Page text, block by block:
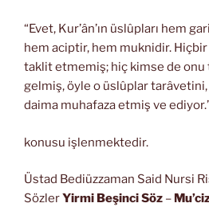
“Evet, Kur’ân’ın üslûpları hem
hem aciptir, hem muknidir.
taklit etmemiş; hiç kimse de onu
gelmiş, öyle o üslûplar
daima muhafaza etmiş ve
konusu işlenmektedir.
Üstad Bediüzzaman Said Nursi
SözlerYirmi Beşinci Söz –